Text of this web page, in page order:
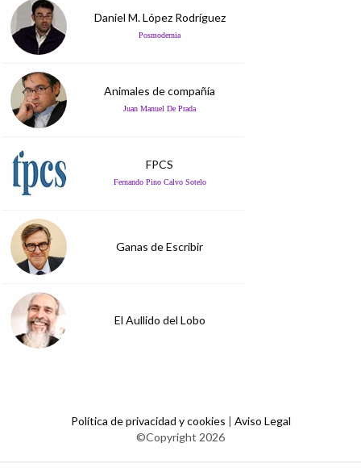
Daniel M. López Rodríguez
Posmodernia
Animales de compañía
Juan Manuel De Prada
FPCS
Fernando Pino Calvo Sotelo
Ganas de Escribir
El Aullido del Lobo
Política de privacidad y cookies | Aviso Legal
©Copyright 2026